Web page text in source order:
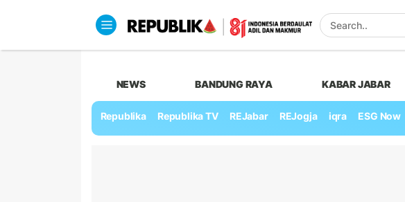
NEWS BANDUNG RAYA KABAR JABAR
Republika Republika TV REJabar REJogja iqra ESG Now